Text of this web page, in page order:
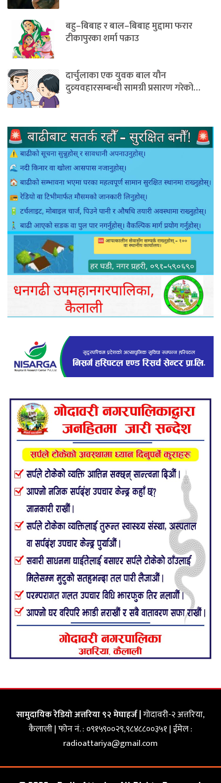
बहु–बिबाह र बाल–बिबाह मुद्दामा फरार
टीकापुरका शर्मा पक्राउ
दार्चुलाका एक युवक बाल यौन
दुव्र्यवहारसम्बन्धी सामग्री प्रसारण गरेको…
सामुदायिक रेडियो अत्तरिया ९२ मेघाहर्ज |गोदावरी-२ अत्तरिया,
कैलाली | फोन नं. : ०९१५९००२९,९८४८८००३५१ | ईमेल :
radioattariya@gmail.com